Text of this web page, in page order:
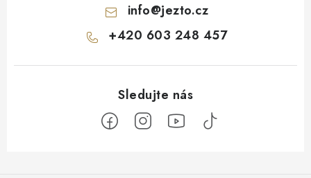
info@jezto.cz
+420 603 248 457